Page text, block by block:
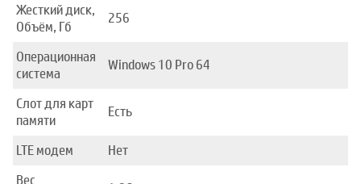
Жесткий диск,
Объём, Гб
256
Операционная
система
Windows 10 Pro 64
Слот для карт
памяти
Есть
LTE модем
Нет
Вес